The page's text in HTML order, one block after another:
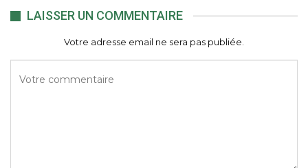
LAISSER UN COMMENTAIRE
Votre adresse email ne sera pas publiée.